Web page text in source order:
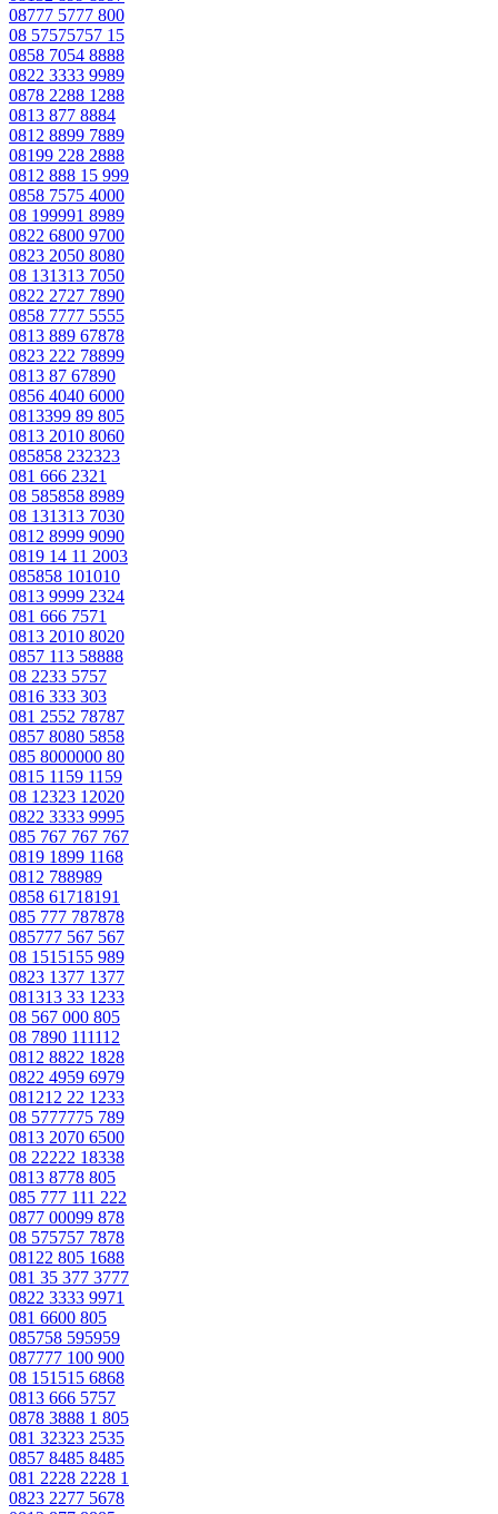
08777 5777 800
08 57575757 15
0858 7054 8888
0822 3333 9989
0878 2288 1288
0813 877 8884
0812 8899 7889
08199 228 2888
0812 888 15 999
0858 7575 4000
08 199991 8989
0822 6800 9700
0823 2050 8080
08 131313 7050
0822 2727 7890
0858 7777 5555
0813 889 67878
0823 222 78899
0813 87 67890
0856 4040 6000
0813399 89 805
0813 2010 8060
085858 232323
081 666 2321
08 585858 8989
08 131313 7030
0812 8999 9090
0819 14 11 2003
085858 101010
0813 9999 2324
081 666 7571
0813 2010 8020
0857 113 58888
08 2233 5757
0816 333 303
081 2552 78787
0857 8080 5858
085 8000000 80
0815 1159 1159
08 12323 12020
0822 3333 9995
085 767 767 767
0819 1899 1168
0812 788989
0858 61718191
085 777 787878
085777 567 567
08 1515155 989
0823 1377 1377
081313 33 1233
08 567 000 805
08 7890 111112
0812 8822 1828
0822 4959 6979
081212 22 1233
08 5777775 789
0813 2070 6500
08 22222 18338
0813 8778 805
085 777 111 222
0877 00099 878
08 575757 7878
08122 805 1688
081 35 377 3777
0822 3333 9971
081 6600 805
085758 595959
087777 100 900
08 151515 6868
0813 666 5757
0878 3888 1 805
081 32323 2535
0857 8485 8485
081 2228 2228 1
0823 2277 5678